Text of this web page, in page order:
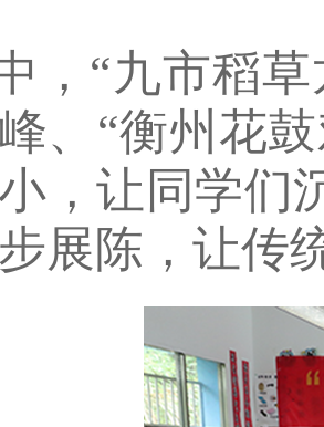
，“九市稻
、“衡州花
，让同学们
展陈，让传